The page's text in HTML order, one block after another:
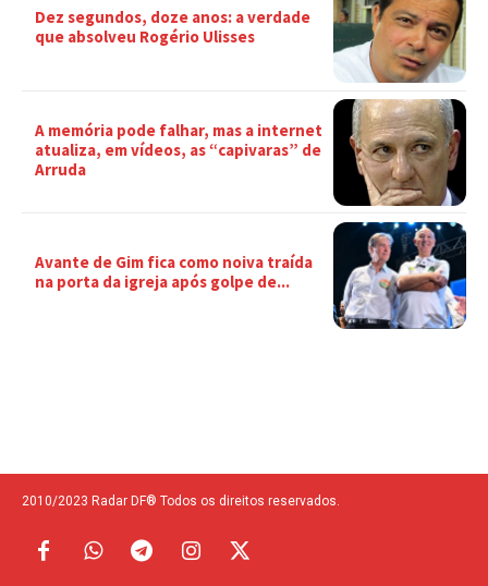
Dez segundos, doze anos: a verdade
que absolveu Rogério Ulisses
A memória pode falhar, mas a internet
atualiza, em vídeos, as “capivaras” de
Arruda
Avante de Gim fica como noiva traída
na porta da igreja após golpe de...
2010/2023 Radar DF® Todos os direitos reservados.